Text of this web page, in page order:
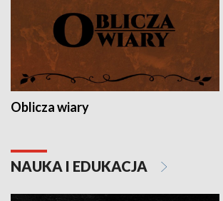
Oblicza wiary
NAUKA I EDUKACJA